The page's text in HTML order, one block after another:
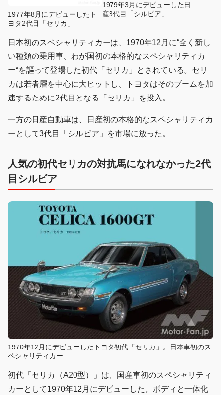
1977年8月にデビューしたト
ヨタ2代目「セリカ」
1979年3月にデビューした日
産3代目「シルビア」
日本初のスペシャリティカーは、1970年12月に“全く新し
い種類の乗用車、わが国初の本格的なスペシャリティカ
ー“を謳って登場した初代「セリカ」とされている。セリ
カは若者層を中心に大ヒットし、トヨタはそのブームを加
速するために2代目となる「セリカ」を投入。
一方の日産自動車は、日産初の本格的なスペシャリティカ
ーとして3代目「シルビア」を市場に放った。
人気の初代セリカの対抗馬になれなかった2代
目シルビア
1970年12月にデビューしたトヨタ初代「セリカ」。日本車初のス
ペシャリティカー
初代「セリカ（A20型）」は、国産車初のスペシャリティ
カーとして1970年12月にデビューした。ボディと一体化